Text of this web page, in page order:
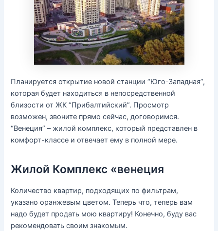
Планируется открытие новой станции “Юго-Западная”,
которая будет находиться в непосредственной
близости от ЖК “Прибалтийский”. Просмотр
возможен, звоните прямо сейчас, договоримся.
“Венеция” – жилой комплекс, который представлен в
комфорт-классе и отвечает ему в полной мере.
Жилой Комплекс «венеция
Количество квартир, подходящих по фильтрам,
указано оранжевым цветом. Теперь что, теперь вам
надо будет продать мою квартиру! Конечно, буду вас
рекомендовать своим знакомым.